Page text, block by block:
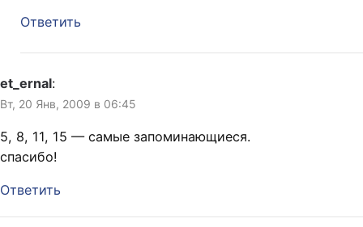
Ответить
et_ernal:
Вт, 20 Янв, 2009 в 06:45
5, 8, 11, 15 — самые запоминающиеся.
спасибо!
Ответить